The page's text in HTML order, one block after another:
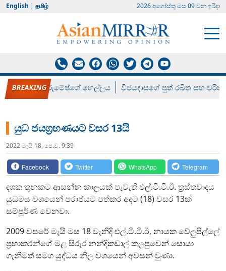
English | தமிழ் 2026 අගෝස්‍තු මස 09 වන ඉරිදා
රන් ගෙනා රුමේෂ්ගේ හෙල්ලය විජයදාසගේ පුත් රඛිත සහ චරිත්
යුධ ජයග්‍රහණයට වසර 13යි
2022 මැයි 18, පෙ.ව. 9:39
Facebook Twitter WhatsApp Telegram
දශක තුනකට ආසන්න කාලයක් පැවැති එල්.ටී.ටී.ඊ. ත්‍රස්තවාදය
යුධමය වශයෙන් පරාජයට පත්කර අදට (18) වසර 13ක්
සම්පූර්ණ වෙනවා.
2009 වසරේ මැයි මස 18 වැනිදි එල්.ටී.ටී.ඊ, නායක වේලුපිල්ලේ
ප්‍රභාකරන්ගේ මළ සිරුර නන්දිකඩාල් කලපුවෙන් සොයා
ගැනීමත් සමග යුද්ධය නිල වශයෙන් අවසන් වුණා.